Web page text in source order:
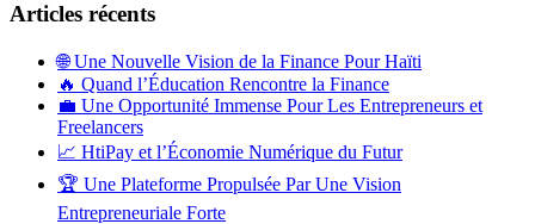
Articles récents
🌐 Une Nouvelle Vision de la Finance Pour Haïti
🔥 Quand l’Éducation Rencontre la Finance
💼 Une Opportunité Immense Pour Les Entrepreneurs et
Freelancers
📈 HtiPay et l’Économie Numérique du Futur
🏆 Une Plateforme Propulsée Par Une Vision
Entrepreneuriale Forte